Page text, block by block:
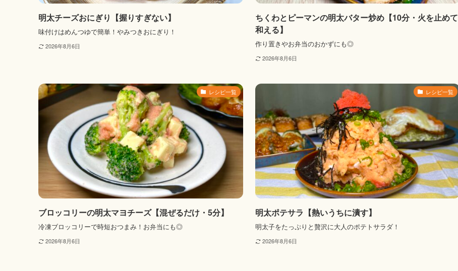
明太チーズおにぎり【握りすぎない】
味付けはめんつゆで簡単！やみつきおにぎり！
2026年8月6日
ちくわとピーマンの明太バター炒め【10分・火を止めて
和える】
作り置きやお弁当のおかずにも◎
2026年8月6日
レシピ一覧
ブロッコリーの明太マヨチーズ【混ぜるだけ・5分】
冷凍ブロッコリーで時短おつまみ！お弁当にも◎
2026年8月6日
レシピ一覧
明太ポテサラ【熱いうちに潰す】
明太子をたっぷりと贅沢に大人のポテトサラダ！
2026年8月6日